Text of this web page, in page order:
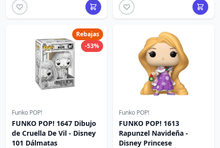
Rebajas
-53%
Funko POP!
FUNKO POP! 1647 Dibujo
de Cruella De Vil - Disney
101 Dálmatas
Funko POP!
FUNKO POP! 1613
Rapunzel Navideña -
Disney Princese